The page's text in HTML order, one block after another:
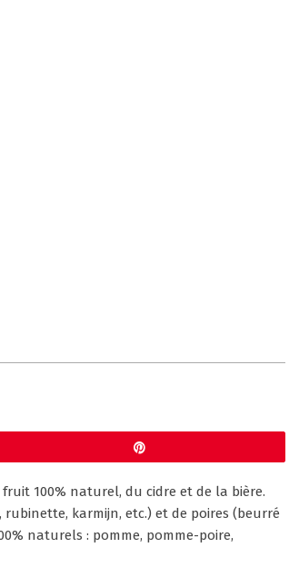
100% naturel, du cidre et de la bière.
karmijn, etc.) et de poires (beurré
naturels : pomme, pomme-poire,